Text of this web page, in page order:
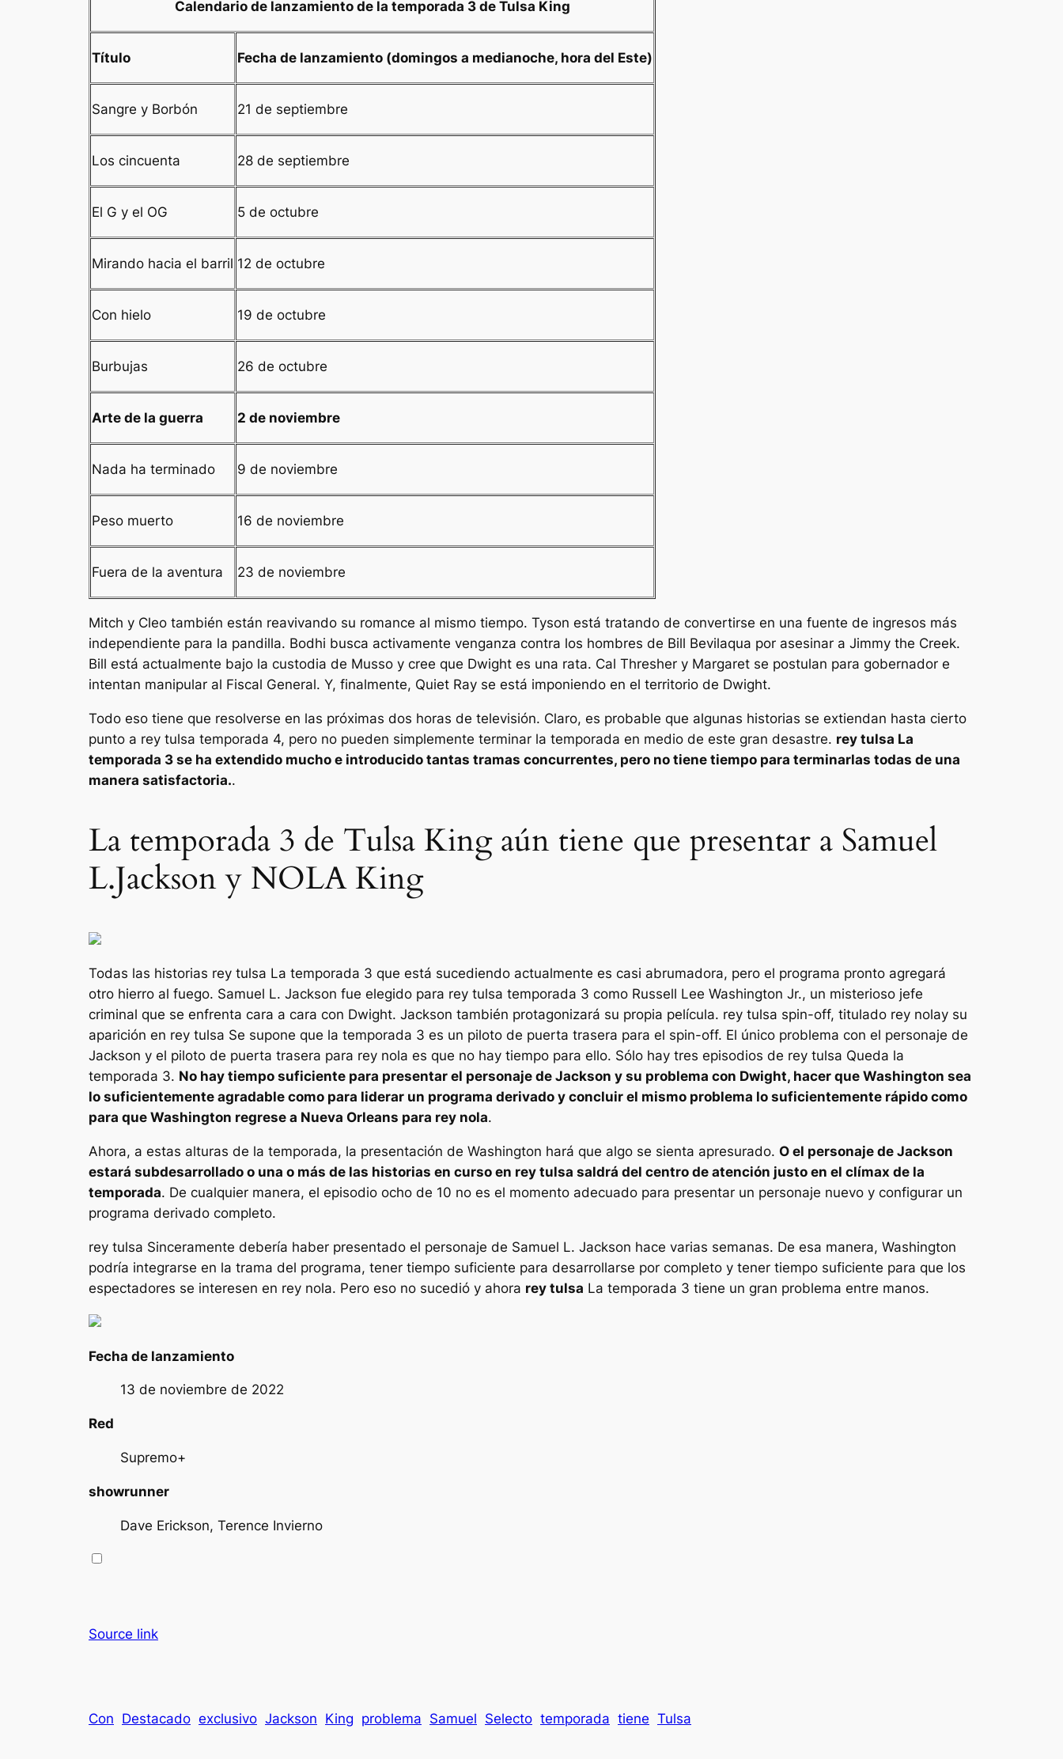
Calendario de lanzamiento de la temporada 3 de Tulsa King
Título Fecha de lanzamiento (domingos a medianoche, hora del Este)
Sangre y Borbón 21 de septiembre
Los cincuenta 28 de septiembre
El G y el OG 5 de octubre
Mirando hacia el barril 12 de octubre
Con hielo 19 de octubre
Burbujas 26 de octubre
Arte de la guerra 2 de noviembre
Nada ha terminado 9 de noviembre
Peso muerto 16 de noviembre
Fuera de la aventura 23 de noviembre
Mitch y Cleo también están reavivando su romance al mismo tiempo. Tyson está tratando de convertirse en una fuente de ingresos más
independiente para la pandilla. Bodhi busca activamente venganza contra los hombres de Bill Bevilaqua por asesinar a Jimmy the Creek.
Bill está actualmente bajo la custodia de Musso y cree que Dwight es una rata. Cal Thresher y Margaret se postulan para gobernador e
intentan manipular al Fiscal General. Y, finalmente, Quiet Ray se está imponiendo en el territorio de Dwight.
Todo eso tiene que resolverse en las próximas dos horas de televisión. Claro, es probable que algunas historias se extiendan hasta cierto
punto a rey tulsa temporada 4, pero no pueden simplemente terminar la temporada en medio de este gran desastre. rey tulsa La
temporada 3 se ha extendido mucho e introducido tantas tramas concurrentes, pero no tiene tiempo para terminarlas todas de una
manera satisfactoria..
La temporada 3 de Tulsa King aún tiene que presentar a Samuel
L.Jackson y NOLA King
Todas las historias rey tulsa La temporada 3 que está sucediendo actualmente es casi abrumadora, pero el programa pronto agregará
otro hierro al fuego. Samuel L. Jackson fue elegido para rey tulsa temporada 3 como Russell Lee Washington Jr., un misterioso jefe
criminal que se enfrenta cara a cara con Dwight. Jackson también protagonizará su propia película. rey tulsa spin-off, titulado rey nolay su
aparición en rey tulsa Se supone que la temporada 3 es un piloto de puerta trasera para el spin-off. El único problema con el personaje de
Jackson y el piloto de puerta trasera para rey nola es que no hay tiempo para ello. Sólo hay tres episodios de rey tulsa Queda la
temporada 3. No hay tiempo suficiente para presentar el personaje de Jackson y su problema con Dwight, hacer que Washington sea
lo suficientemente agradable como para liderar un programa derivado y concluir el mismo problema lo suficientemente rápido como
para que Washington regrese a Nueva Orleans para rey nola.
Ahora, a estas alturas de la temporada, la presentación de Washington hará que algo se sienta apresurado. O el personaje de Jackson
estará subdesarrollado o una o más de las historias en curso en rey tulsa saldrá del centro de atención justo en el clímax de la
temporada. De cualquier manera, el episodio ocho de 10 no es el momento adecuado para presentar un personaje nuevo y configurar un
programa derivado completo.
rey tulsa Sinceramente debería haber presentado el personaje de Samuel L. Jackson hace varias semanas. De esa manera, Washington
podría integrarse en la trama del programa, tener tiempo suficiente para desarrollarse por completo y tener tiempo suficiente para que los
espectadores se interesen en rey nola. Pero eso no sucedió y ahora rey tulsa La temporada 3 tiene un gran problema entre manos.
Fecha de lanzamiento
13 de noviembre de 2022
Red
Supremo+
showrunner
Dave Erickson, Terence Invierno
Source link
Con Destacado exclusivo Jackson King problema Samuel Selecto temporada tiene Tulsa